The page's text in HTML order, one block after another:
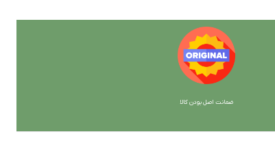
ضمانت اصل بودن کالا